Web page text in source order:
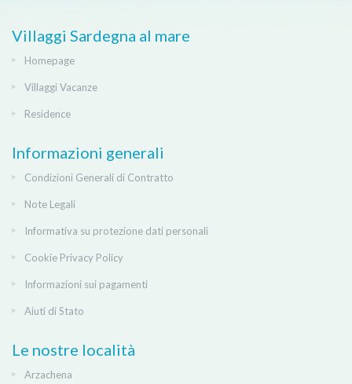
Villaggi Sardegna al mare
Homepage
Villaggi Vacanze
Residence
Informazioni generali
Condizioni Generali di Contratto
Note Legali
Informativa su protezione dati personali
Cookie Privacy Policy
Informazioni sui pagamenti
Aiuti di Stato
Le nostre località
Arzachena